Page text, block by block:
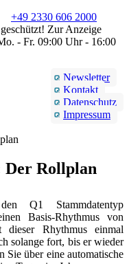
+49 2330 606 2000
Zur Anzeige
- Fr. 09:00 Uhr - 16:00
Newsletter
Kontakt
Datenschutz
Impressum
Der Rollplan
Q1 Stammdatentyp
Basis-Rhythmus von
Rhythmus einmal
solange fort, bis er wieder
Sie über eine automatische